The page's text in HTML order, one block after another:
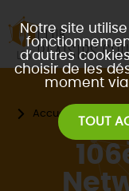
Notre site
d’autres
choisir de les
moment
TOUT
Accueil Les